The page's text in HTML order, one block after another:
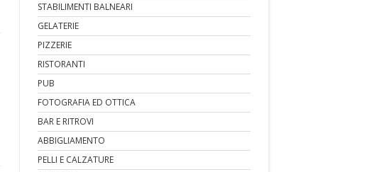
STABILIMENTI BALNEARI
GELATERIE
PIZZERIE
RISTORANTI
PUB
FOTOGRAFIA ED OTTICA
BAR E RITROVI
ABBIGLIAMENTO
PELLI E CALZATURE